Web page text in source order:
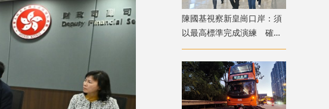
陳國基視察新皇崗口岸：須
以最高標準完成演練 確保
通關萬無一失